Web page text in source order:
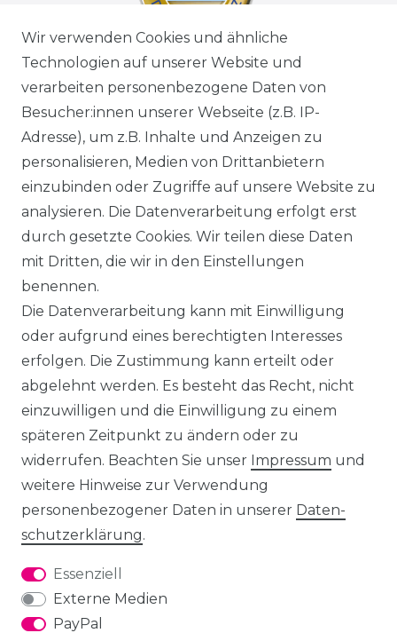
Wir verwenden Cookies und ähnliche
Technologien auf unserer Website und
verarbeiten personenbezogene Daten von
Besucher:innen unserer Webseite (z.B. IP-
Adresse), um z.B. Inhalte und Anzeigen zu
personalisieren, Medien von Drittanbietern
einzubinden oder Zugriffe auf unsere Website zu
analysieren. Die Datenverarbeitung erfolgt erst
durch gesetzte Cookies. Wir teilen diese Daten
mit Dritten, die wir in den Einstellungen
benennen.
Die Datenverarbeitung kann mit Einwilligung
oder aufgrund eines berechtigten Interesses
erfolgen. Die Zustimmung kann erteilt oder
abgelehnt werden. Es besteht das Recht, nicht
einzuwilligen und die Einwilligung zu einem
späteren Zeitpunkt zu ändern oder zu
widerrufen. Beachten Sie unser Impressum und
weitere Hinweise zur Verwendung
personenbezogener Daten in unserer Daten­
schutz­erklärung.
Essenziell
Externe Medien
PayPal